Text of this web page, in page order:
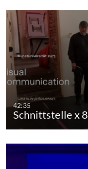
42:35
Schnittstelle x